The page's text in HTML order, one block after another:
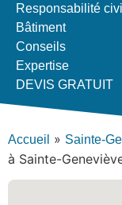
Responsabilité
Bâtiment
Conseils
Expertise
DEVIS GRATUIT
Accueil » Sainte-
à Sainte-